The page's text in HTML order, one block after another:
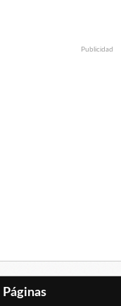
Publicidad
Páginas